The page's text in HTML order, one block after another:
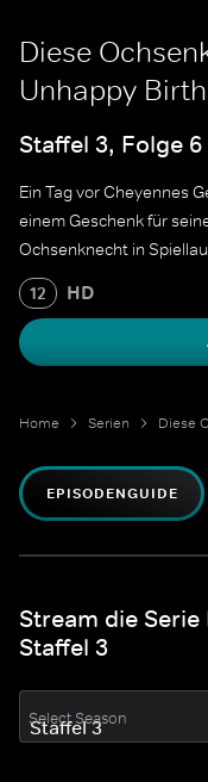
Diese
Unhappy
Staffel 3, Folge 6
Ein Tag vor Cheyennes
einem Geschenk für
Ochsenknecht in
12 HD
Home Serien Diese
EPISODENGUIDE
Stream die
Staffel 3
Select Season